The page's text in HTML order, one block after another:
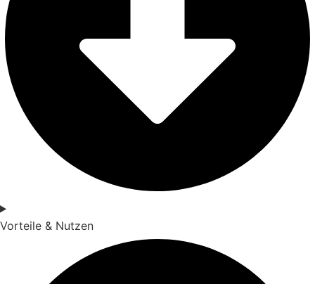
Vorteile & Nutzen